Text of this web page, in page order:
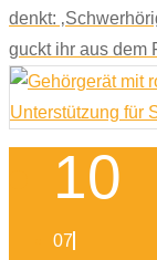
denkt:
guckt ihr aus dem
10
07